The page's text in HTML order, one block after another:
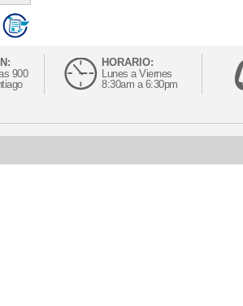
900
HORARIO:
Lunes a Viernes
8:30am a 6:30pm